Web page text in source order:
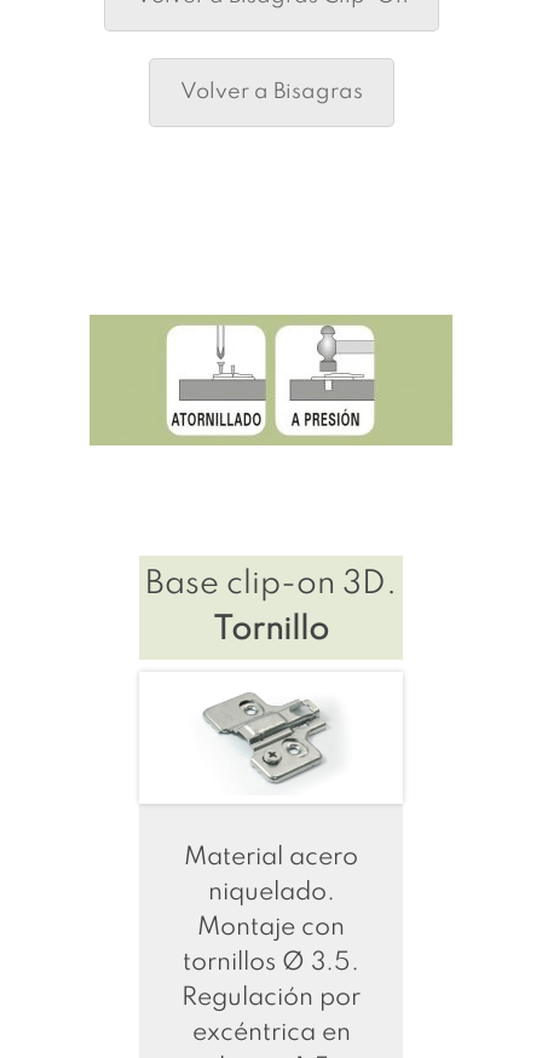
Volver a Bisagras
Base clip-on 3D.
Tornillo
Material acero
niquelado.
Montaje con
tornillos Ø 3.5.
Regulación por
excéntrica en